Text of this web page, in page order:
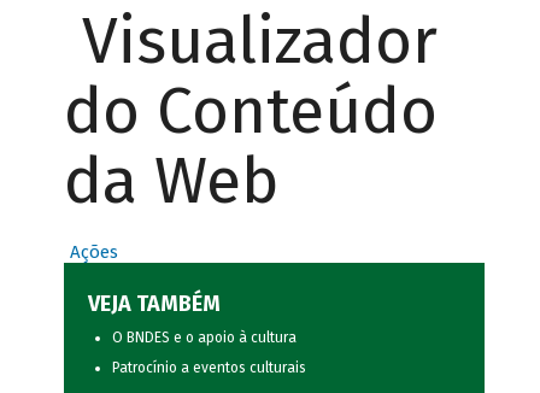
Visualizador
do Conteúdo
da Web
Ações
VEJA TAMBÉM
O BNDES e o apoio à cultura
Patrocínio a eventos culturais